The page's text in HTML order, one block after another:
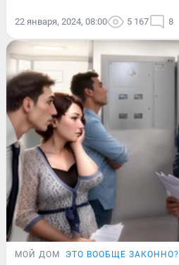
22 января, 2024, 08:00 5 167 8
МОЙ ДОМ ЭТО ВООБЩЕ ЗАКОННО?